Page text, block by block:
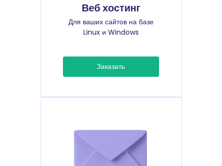
Веб хостинг
Для ваших сайтов на базе
Linux и Windows
Заказать